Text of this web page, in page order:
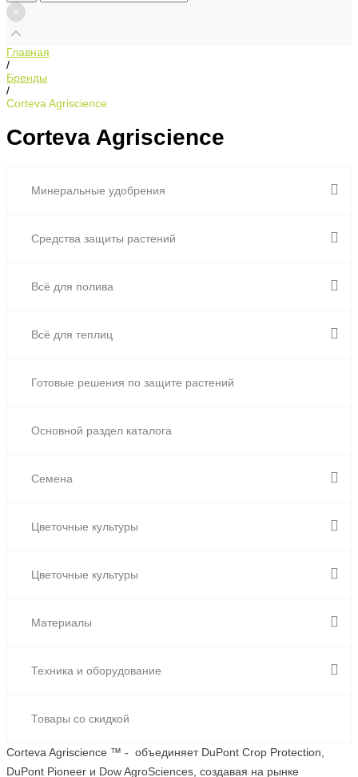
Главная
/
Бренды
/
Corteva Agriscience
Corteva Agriscience
Минеральные удобрения
Средства защиты растений
Всё для полива
Всё для теплиц
Готовые решения по защите растений
Основной раздел каталога
Семена
Цветочные культуры
Цветочные культуры
Материалы
Техника и оборудование
Товары со скидкой
Corteva Agriscience ™ - объединяет DuPont Crop Protection,
DuPont Pioneer и Dow AgroSciences, создавая на рынке